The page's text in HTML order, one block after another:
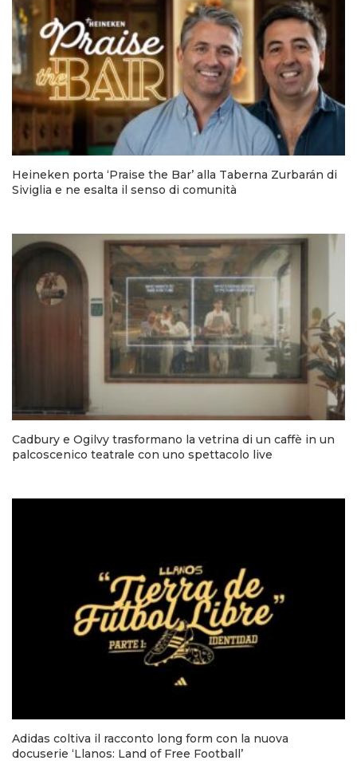
Heineken porta ‘Praise the Bar’ alla Taberna Zurbarán di
Siviglia e ne esalta il senso di comunità
Cadbury e Ogilvy trasformano la vetrina di un caffè in un
palcoscenico teatrale con uno spettacolo live
Adidas coltiva il racconto long form con la nuova
docuserie ‘Llanos: Land of Free Football’